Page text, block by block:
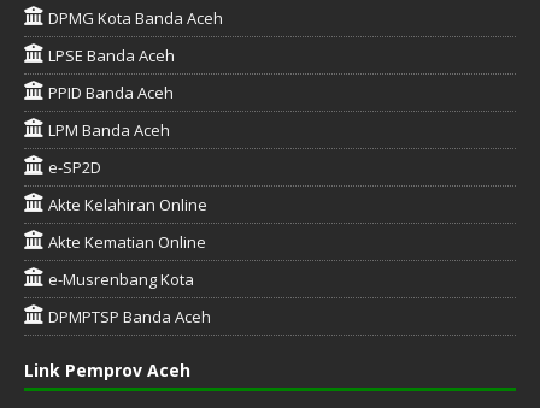
DPMG Kota Banda Aceh
LPSE Banda Aceh
PPID Banda Aceh
LPM Banda Aceh
e-SP2D
Akte Kelahiran Online
Akte Kematian Online
e-Musrenbang Kota
DPMPTSP Banda Aceh
Link Pemprov Aceh